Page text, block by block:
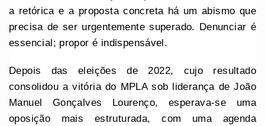
a retórica e a proposta concreta há um abismo que
precisa de ser urgentemente superado. Denunciar é
essencial; propor é indispensável.
Depois das eleições de 2022, cujo resultado
consolidou a vitória do MPLA sob liderança de João
Manuel Gonçalves Lourenço, esperava-se uma
oposição mais estruturada, com uma agenda